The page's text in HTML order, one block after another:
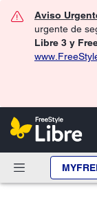
Aviso
urgente de
Libre 3 y